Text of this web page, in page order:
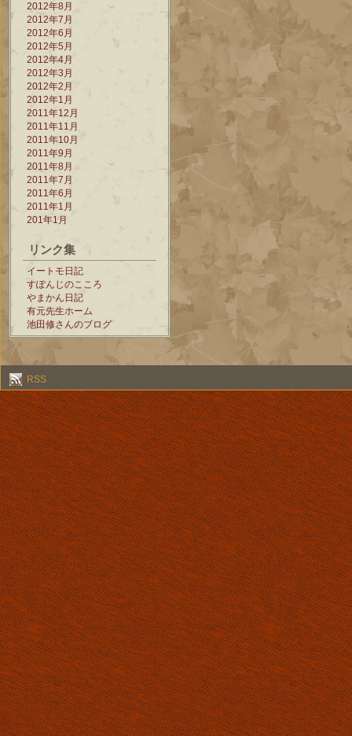
2012年8月
2012年7月
2012年6月
2012年5月
2012年4月
2012年3月
2012年2月
2012年1月
2011年12月
2011年11月
2011年10月
2011年9月
2011年8月
2011年7月
2011年6月
2011年1月
201年1月
リンク集
イートモ日記
すぽんじのこころ
やまかん日記
有元先生ホーム
池田修さんのブログ
RSS